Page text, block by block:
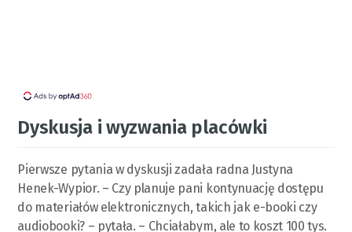
Dyskusja i wyzwania placówki
Pierwsze pytania w dyskusji zadała radna Justyna
Henek-Wypior. – Czy planuje pani kontynuację dostępu
do materiałów elektronicznych, takich jak e-booki czy
audiobooki? – pytała. – Chciałabym, ale to koszt 100 tys.